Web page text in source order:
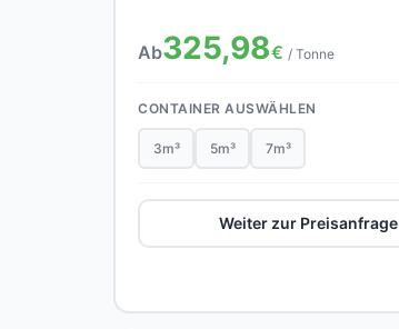
Ab325,98€ / Tonne
CONTAINER AUSWÄHLEN
3m³ 5m³ 7m³
Weiter zur Preisanfrage